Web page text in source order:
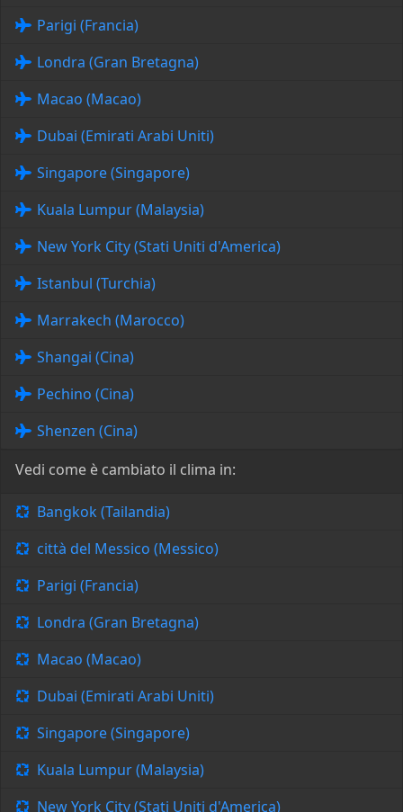
Parigi (Francia)
Londra (Gran Bretagna)
Macao (Macao)
Dubai (Emirati Arabi Uniti)
Singapore (Singapore)
Kuala Lumpur (Malaysia)
New York City (Stati Uniti d'America)
Istanbul (Turchia)
Marrakech (Marocco)
Shangai (Cina)
Pechino (Cina)
Shenzen (Cina)
Vedi come è cambiato il clima in:
Bangkok (Tailandia)
città del Messico (Messico)
Parigi (Francia)
Londra (Gran Bretagna)
Macao (Macao)
Dubai (Emirati Arabi Uniti)
Singapore (Singapore)
Kuala Lumpur (Malaysia)
New York City (Stati Uniti d'America)